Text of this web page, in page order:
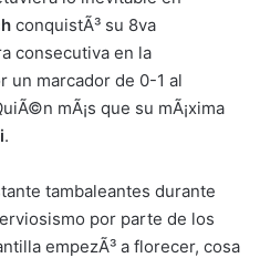
conquistÃ³ su 8va
consecutiva en la
un marcador de 0-1 al
mÃ¡s que su mÃ¡xima
.
tambaleantes durante
por parte de los
empezÃ³ a florecer, cosa